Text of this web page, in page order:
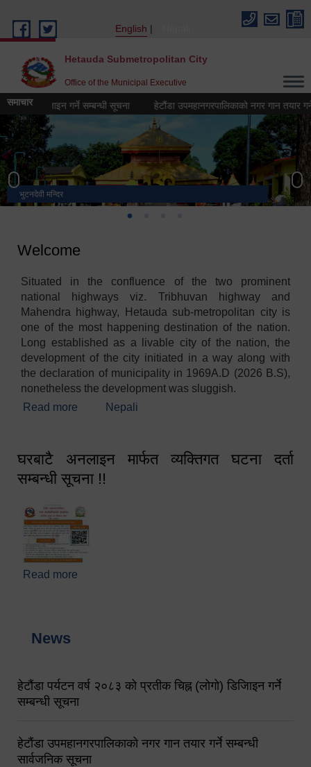
English
Hetauda Submetropolitan City
Office of the Municipal Executive
समाचार
डिजिाइन गर्ने सम्बन्धी सूचना हेटौंडा उपमहानगरपालिकाको नगर गान तयार गर्ने
भुटनदेवी मन्दिर
स्मारक
हेटौंडा उपमहानगरपालिका नगर कार्यपालिकाको कार्यालय
मनकामना डाँडाबाट देखिएको दृश्य
Welcome
Situated in the confluence of the two prominent
national highways viz. Tribhuvan highway and
Mahendra highway, Hetauda sub-metropolitan city is
one of the most happening destination of the nation.
Long established as a livable city of the nation, the
development of the city initiated in a way along with
the declaration of municipality in 1969A.D (2026 B.S),
nonetheless the development was sluggish.
Read more about Welcome
Nepali
घरबाटै अनलाइन मार्फत व्यक्तिगत घटना दर्ता
सम्बन्धी सूचना !!
Read more
News
हेटौंडा पर्यटन वर्ष २०८३ को प्रतीक चिह्न (लोगो) डिजिाइन गर्ने
सम्बन्धी सूचना
हेटौंडा उपमहानगरपालिकाको नगर गान तयार गर्ने सम्बन्धी
सार्वजनिक सूचना